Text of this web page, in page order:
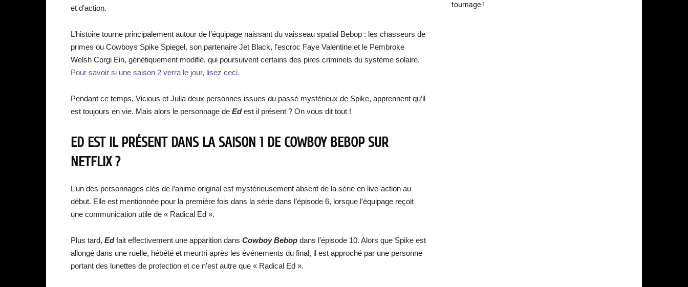
et d’action.
L’histoire tourne principalement autour de l’équipage naissant du vaisseau spatial Bebop : les chasseurs de
primes ou Cowboys Spike Spiegel, son partenaire Jet Black, l’escroc Faye Valentine et le Pembroke
Welsh Corgi Ein, génétiquement modifié, qui poursuivent certains des pires criminels du système solaire.
Pour savoir si une saison 2 verra le jour, lisez ceci.
Pendant ce temps, Vicious et Julia deux personnes issues du passé mystérieux de Spike, apprennent qu’il
est toujours en vie. Mais alors le personnage de Edest il présent ? On vous dit tout !
ED EST IL PRÉSENT DANS LA SAISON 1 DE COWBOY BEBOP SUR
NETFLIX ?
L’un des personnages clés de l’anime original est mystérieusement absent de la série en live-action au
début. Elle est mentionnée pour la première fois dans la série dans l’épisode 6, lorsque l’équipage reçoit
une communication utile de « Radical Ed ».
Plus tard, Edfait effectivement une apparition dans Cowboy Bebop dans l’épisode 10. Alors que Spike est
allongé dans une ruelle, hébété et meurtri après les événements du final, il est approché par une personne
portant des lunettes de protection et ce n’est autre que « Radical Ed ».
tournage !